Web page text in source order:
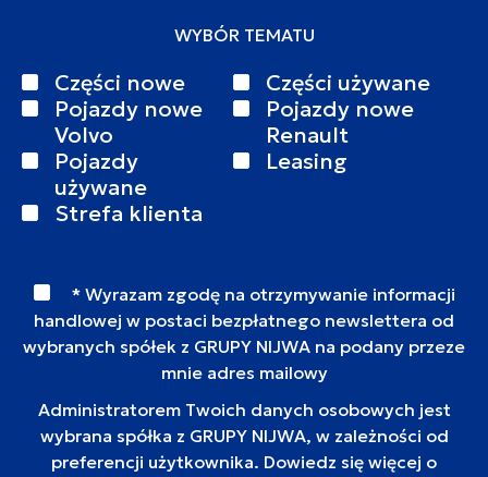
WYBÓR TEMATU
Części nowe
Części używane
Pojazdy nowe
Volvo
Pojazdy nowe
Renault
Pojazdy
używane
Leasing
Strefa klienta
* Wyrazam zgodę na otrzymywanie informacji
handlowej w postaci bezpłatnego newslettera od
wybranych spółek z GRUPY NIJWA na podany przeze
mnie adres mailowy
Administratorem Twoich danych osobowych jest
wybrana spółka z GRUPY NIJWA, w zależności od
preferencji użytkownika. Dowiedz się więcej o